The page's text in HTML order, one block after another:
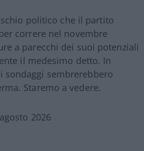
politico che il partito
correre nel novembre
a parecchi dei suoi potenziali
il medesimo detto. In
sondaggi sembrerebbero
Staremo a vedere.
2026